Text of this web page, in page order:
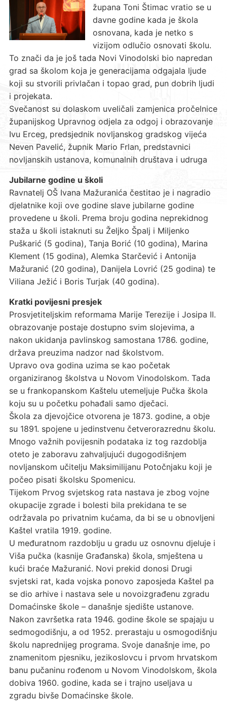
župana Toni Štimac vratio se u
davne godine kada je škola
osnovana, kada je netko s
vizijom odlučio osnovati školu.
To znači da je još tada Novi Vinodolski bio napredan
grad sa školom koja je generacijama odgajala ljude
koji su stvorili privlačan i topao grad, pun dobrih ljudi
i projekata.
Svečanost su dolaskom uveličali zamjenica pročelnice
županijskog Upravnog odjela za odgoj i obrazovanje
Ivu Erceg, predsjednik novljanskog gradskog vijeća
Neven Pavelić, župnik Mario Frlan, predstavnici
novljanskih ustanova, komunalnih društava i udruga
Jubilarne godine u školi
Ravnatelj OŠ Ivana Mažuranića čestitao je i nagradio
djelatnike koji ove godine slave jubilarne godine
provedene u školi. Prema broju godina neprekidnog
staža u školi istaknuti su Željko Špalj i Miljenko
Puškarić (5 godina), Tanja Borić (10 godina), Marina
Klement (15 godina), Alemka Starčević i Antonija
Mažuranić (20 godina), Danijela Lovrić (25 godina) te
Viliana Ježić i Boris Turjak (40 godina).
Kratki povijesni presjek
Prosvjetiteljskim reformama Marije Terezije i Josipa II.
obrazovanje postaje dostupno svim slojevima, a
nakon ukidanja pavlinskog samostana 1786. godine,
država preuzima nadzor nad školstvom.
Upravo ova godina uzima se kao početak
organiziranog školstva u Novom Vinodolskom. Tada
se u frankopanskom Kaštelu utemeljuje Pučka škola
koju su u početku pohađali samo dječaci.
Škola za djevojčice otvorena je 1873. godine, a obje
su 1891. spojene u jedinstvenu četverorazrednu školu.
Mnogo važnih povijesnih podataka iz tog razdoblja
oteto je zaboravu zahvaljujući dugogodišnjem
novljanskom učitelju Maksimilijanu Potočnjaku koji je
počeo pisati školsku Spomenicu.
Tijekom Prvog svjetskog rata nastava je zbog vojne
okupacije zgrade i bolesti bila prekidana te se
održavala po privatnim kućama, da bi se u obnovljeni
Kaštel vratila 1919. godine.
U međuratnom razdoblju u gradu uz osnovnu djeluje i
Viša pučka (kasnije Građanska) škola, smještena u
kući braće Mažuranić. Novi prekid donosi Drugi
svjetski rat, kada vojska ponovo zaposjeda Kaštel pa
se dio arhive i nastava sele u novoizgrađenu zgradu
Domaćinske škole – današnje sjedište ustanove.
Nakon završetka rata 1946. godine škole se spajaju u
sedmogodišnju, a od 1952. prerastaju u osmogodišnju
školu naprednijeg programa. Svoje današnje ime, po
znamenitom pjesniku, jezikoslovcu i prvom hrvatskom
banu pučaninu rođenom u Novom Vinodolskom, škola
dobiva 1960. godine, kada se i trajno useljava u
zgradu bivše Domaćinske škole.